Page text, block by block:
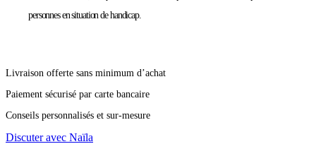
personnes en situation de handicap.
Livraison offerte sans minimum d’achat
Paiement sécurisé par carte bancaire
Conseils personnalisés et sur-mesure
Discuter avec Naïla